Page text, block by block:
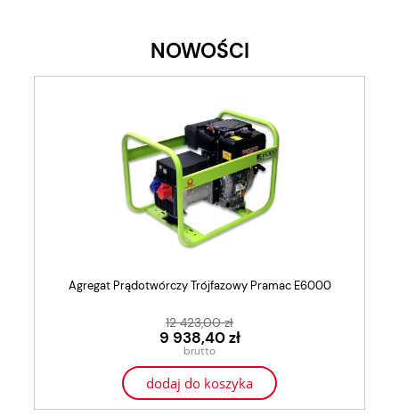
NOWOŚCI
Agregat Prądotwórczy Trójfazowy Pramac E6000
12 423,00 zł
9 938,40 zł
dodaj do koszyka